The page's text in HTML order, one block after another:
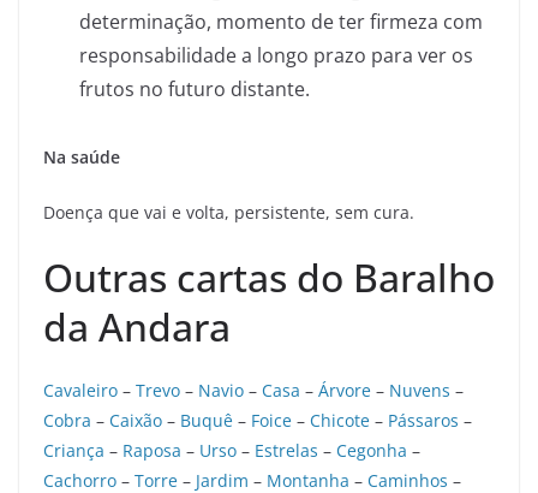
determinação, momento de ter firmeza com
responsabilidade a longo prazo para ver os
frutos no futuro distante.
Na saúde
Doença que vai e volta, persistente, sem cura.
Outras cartas do Baralho
da Andara
Cavaleiro – Trevo – Navio – Casa – Árvore – Nuvens –
Cobra – Caixão – Buquê – Foice – Chicote – Pássaros –
Criança – Raposa – Urso – Estrelas – Cegonha –
Cachorro – Torre – Jardim – Montanha – Caminhos –